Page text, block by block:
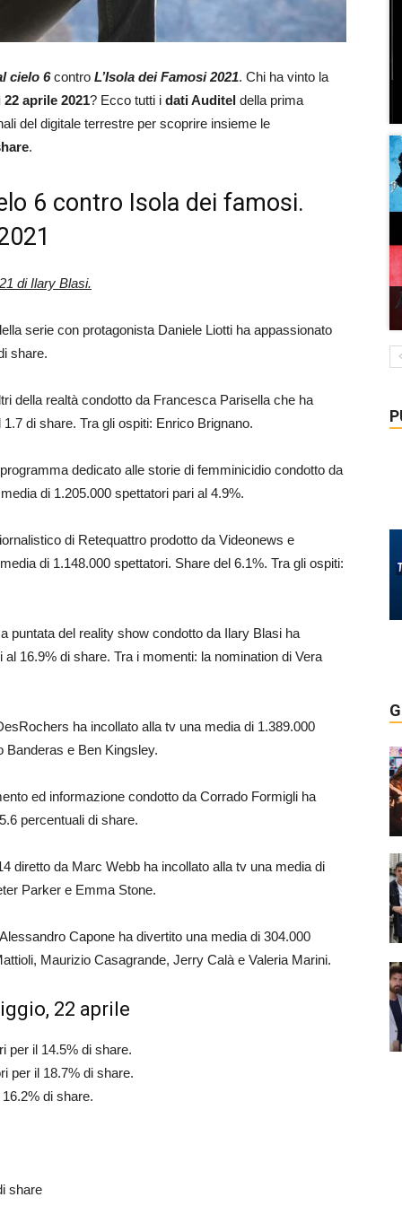
cielo 6contro L’Isola dei Famosi 2021. Chi ha vinto la
aprile 2021? Ecco tutti i dati Auditel della prima
del digitale terrestre per scoprire insieme le
.
6 contro Isola dei famosi.
di Ilary Blasi.
serie con protagonista Daniele Liotti ha appassionato
share.
della realtà condotto da Francesca Parisella che ha
di share. Tra gli ospiti: Enrico Brignano.
dedicato alle storie di femminicidio condotto da
di 1.205.000 spettatori pari al 4.9%.
di Retequattro prodotto da Videonews e
di 1.148.000 spettatori. Share del 6.1%. Tra gli ospiti:
puntata del reality show condotto da Ilary Blasi ha
16.9% di share. Tra i momenti: la nomination di Vera
ha incollato alla tv una media di 1.389.000
Banderas e Ben Kingsley.
ed informazione condotto da Corrado Formigli ha
percentuali di share.
diretto da Marc Webb ha incollato alla tv una media di
Parker e Emma Stone.
Capone ha divertito una media di 304.000
Maurizio Casagrande, Jerry Calà e Valeria Marini.
22 aprile
per il 14.5% di share.
per il 18.7% di share.
di share.
share